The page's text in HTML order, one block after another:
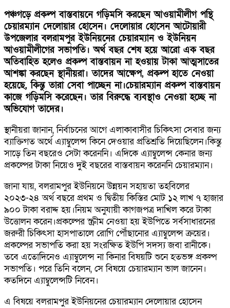
পঞ্চগড়ে প্রকল্প বাস্তবায়নে গড়িমসি করছেন আওয়ামীলীগ পন্থি
চেয়ারম্যান দেলোয়ার হোসেন। দেলোয়ার হোসেন আটোয়ারী
উপজেলার বলরামপুর ইউনিয়নের চেয়ারম্যান ও ইউনিয়ন
আওয়ামীলীগের সভাপতি। অর্থ বছর শেষ হয়ে আরো এক বছর
অতিবাহিত হলেও প্রকল্প বাস্তবায়ন না হওয়ায় টাকা আত্মসাতের
আশঙ্কা করছেন স্থানীয়রা। তাদের আক্ষেপ, প্রকল্প হাতে নেওয়া
হয়েছে, কিন্তু তারা সেবা পাচ্ছেন না।চেয়ারম্যান প্রকল্প বাস্তবায়ন
কাজে গড়িমসি করেছেন। তার বিরুদ্ধে ব্যবস্থাও নেওয়া হচ্ছে না
অভিযোগ তাদের।
স্থানীয়রা জানান, নির্বাচনের আগে এলাকাবাসীর চিকিৎসা সেবার জন্য
ব্যাক্তিগত অর্থে এ্যাম্বুলেন্স কিনে দেওয়ার প্রতিশ্রতি দিয়েছিলেন।কিন্তু
সাড়ে তিন বছরেও সেটা করেননি। এদিকে এ্যাম্বুলেন্স কেনার জন্য
প্রকল্পের টাকা নিয়েও দুই বছরের বাস্তবায়ন করেননি চেয়ারম্যান।
জানা যায়, বলরামপুর ইউনিয়নে উন্নয়ন সহায়তা তহবিলের
২০২৩-২৪ অর্থ বছরে প্রথম ও দ্বিতীয় কিস্তির মোট ১২ লাখ ৭ হাজার
৯০০ টাকা বরাদ্দ হয়।নিয়ম অনুযায়ী কাগজপত্র দাখিল করে টাকা
উত্তোলন করেন।প্রকল্পের স্ক্রীম নেওয়া হয় ইউপিতে সর্বসাধারনের
জরুরী চিকিৎসা হাসপাতালে রোগি পৌঁছানোর এ্যাম্বুলেন্স ক্রয়ের।
প্রকল্পের সভাপতি করা হয় সংরক্ষিত ইউপি সদস্য জবা রানীকে।
তবে এতোদিনেও এ্যাম্বুলেন্স না কিনার বিষয়টি শুনে হতভঙ্গ প্রকল্প
সভাপতি। পরে তিনি বলেন, সে বিষয়ে চেয়ারম্যান ভাল জানেন।
কতদিনে এ্যাম্বুলেন্সটি নিবেন।
এ বিষয়ে বলরামপুর ইউনিয়নের চেয়ারম্যান দেলোয়ার হোসেন